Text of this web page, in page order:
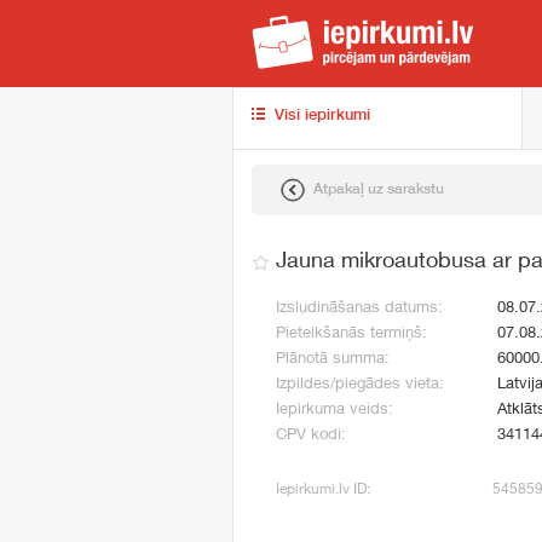
Visi iepirkumi
Atpakaļ uz sarakstu
Jauna mikroautobusa ar
Izsludināšanas datums:
Pieteikšanās termiņš:
Plānotā summa:
Izpildes/piegādes vieta:
Iepirkuma veids:
CPV kodi:
Iepirkumi.lv ID: